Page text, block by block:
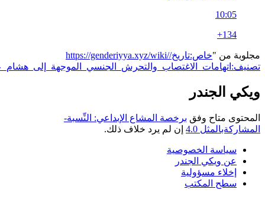
10:05
من "
https://genderiyya.xyz/wiki/خاص:تاريخ/
"
الجندر
متاح وفق برخصة المشاع الإبداعي: النِّسبة-
4.0
إن لم يرد خلاف ذلك.
سياسة الخصوصية
عن ويكي الجندر
إخلاء مسؤولية
سطح المكتب